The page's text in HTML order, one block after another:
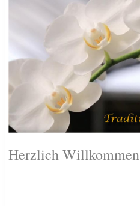
Herzlich Willkommen